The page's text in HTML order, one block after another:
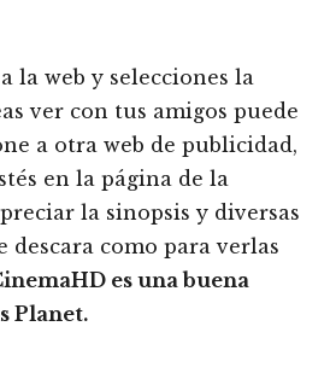
la web y selecciones la
ver con tus amigos puede
a otra web de publicidad,
en la página de la
la sinopsis y diversas
descara como para verlas
es una buena
Planet.